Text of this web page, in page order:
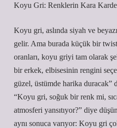
Koyu Gri: Renklerin Kara
Koyu gri, aslında siyah ve
gelir. Ama burada küçük bir
oranları, koyu griyi tam olarak
bir erkek, elbisesinin rengini
güzel, üstümde harika duracak”
“Koyu gri, soğuk bir renk mi,
atmosferi yansıtıyor?” diye
aynı sonuca varıyor: Koyu gri